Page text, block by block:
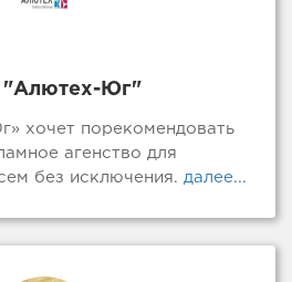
Юг"
хочет порекомендовать
агенство для
без исключения. далее...